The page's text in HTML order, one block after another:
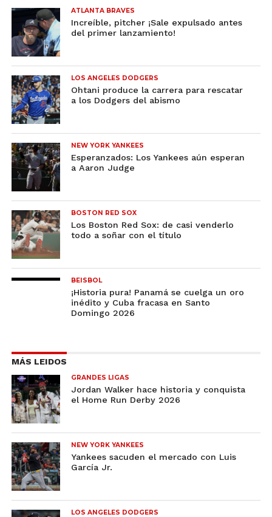
ATLANTA BRAVES
Increíble, pitcher ¡Sale expulsado antes
del primer lanzamiento!
LOS ANGELES DODGERS
Ohtani produce la carrera para rescatar
a los Dodgers del abismo
NEW YORK YANKEES
Esperanzados: Los Yankees aún esperan
a Aaron Judge
BOSTON RED SOX
Los Boston Red Sox: de casi venderlo
todo a soñar con el título
BEISBOL
¡Historia pura! Panamá se cuelga un oro
inédito y Cuba fracasa en Santo
Domingo 2026
MÁS LEIDOS
GRANDES LIGAS
Jordan Walker hace historia y conquista
el Home Run Derby 2026
NEW YORK YANKEES
Yankees sacuden el mercado con Luis
García Jr.
LOS ANGELES DODGERS